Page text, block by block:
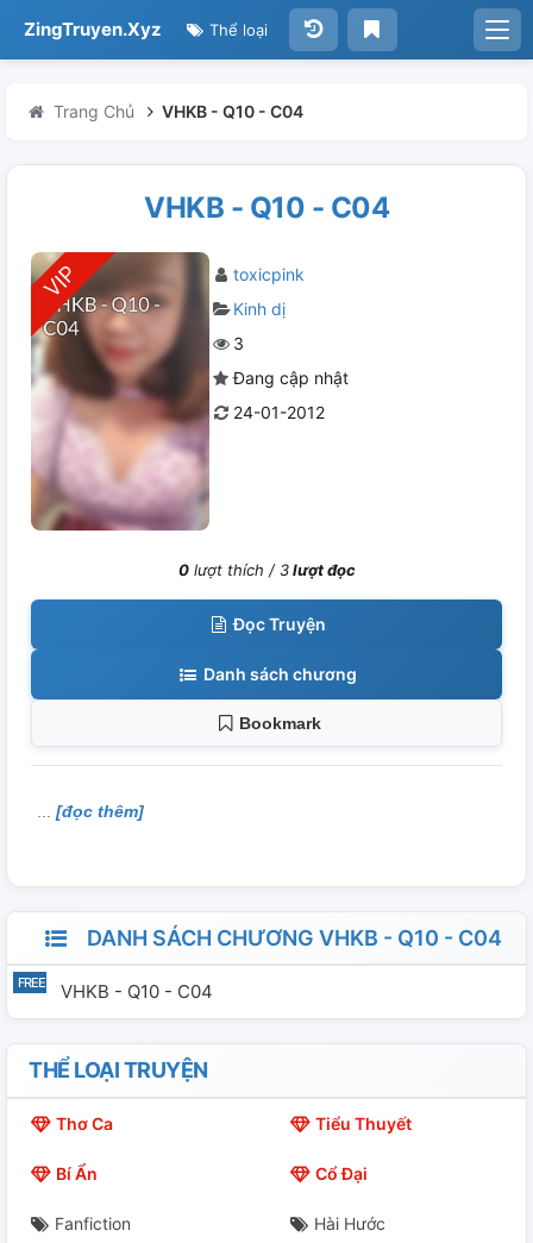
ZingTruyen.Xyz Thể loại
Trang Chủ VHKB - Q10 - C04
VHKB - Q10 - C04
toxicpink
Kinh dị
3
Đang cập nhật
24-01-2012
0lượt thích /3lượt đọc
Đọc Truyện
Danh sách chương
Bookmark
[đọc thêm]
DANH SÁCH CHƯƠNG VHKB - Q10 - C04
VHKB - Q10 - C04
THỂ LOẠI TRUYỆN
Thơ Ca Tiểu Thuyết
Bí Ẩn Cổ Đại
Fanfiction Hài Hước